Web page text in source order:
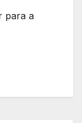
para a